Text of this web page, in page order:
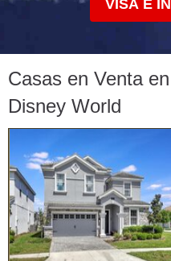
VISA E
Casas en Venta
Disney World